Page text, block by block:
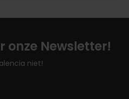
onze Newsletter!
niet!